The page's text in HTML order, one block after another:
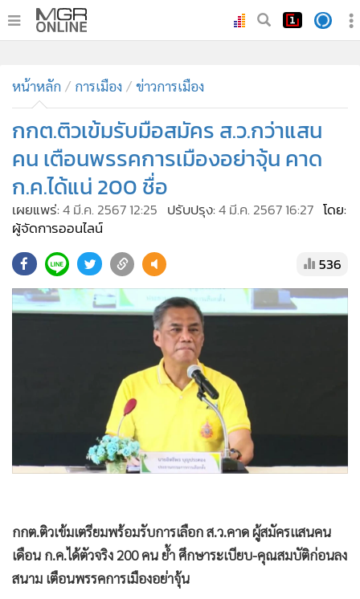
• ทันเหตุการณ์
• ภาคใต้
• ภูมิภาค
• Online Section
• บันเทิง
• ผู้จัดการรายวัน
• คอลัมนิสต์
• ละคร
• CbizReview
• Cyber BIZ
Good health & Well-being
Green Innovation & SD
Management & HR
Infographic
• กีฬา
• ต่างประเทศ
• Special Scoop
หน้าหลัก การเมือง ข่าวการเมือง
กกต.ติวเข้มรับมือสมัคร ส.ว.กว่าแสน
คน เตือนพรรคการเมืองอย่าจุ้น คาด
ก.ค.ได้แน่ 200 ชื่อ
เผยแพร่:4 มี.ค. 2567 12:25 ปรับปรุง:4 มี.ค. 2567 16:27 โดย:
ผู้จัดการออนไลน์
536
กกต.ติวเข้มเตรียมพร้อมรับการเลือก ส.ว.คาด ผู้สมัครแสนคน
เดือน ก.ค.ได้ตัวจริง 200 คน ย้ำ ศึกษาระเบียบ-คุณสมบัติก่อนลง
สนาม เตือนพรรคการเมืองอย่าจุ้น